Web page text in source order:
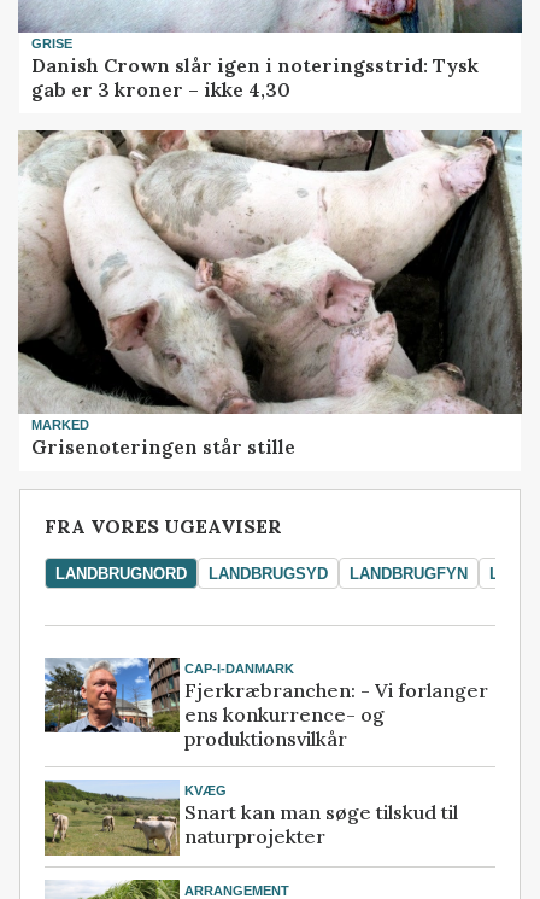
GRISE
Danish Crown slår igen i noteringsstrid: Tysk
gab er 3 kroner – ikke 4,30
MARKED
Grisenoteringen står stille
FRA VORES UGEAVISER
LANDBRUGNORD LANDBRUGSYD LANDBRUGFYN
CAP-I-DANMARK
Fjerkræbranchen: - Vi forlanger
ens konkurrence- og
produktionsvilkår
KVÆG
Snart kan man søge tilskud til
naturprojekter
ARRANGEMENT